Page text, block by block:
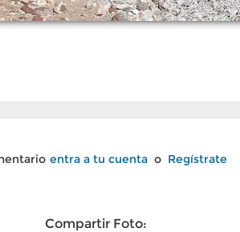
entra a tu cuenta o Regístrate
Compartir Foto: